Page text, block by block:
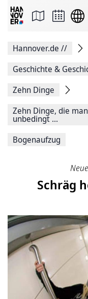
Seite
Facebook
teilen
Seitenlink
Seite
Drucken
Hannover.de //
Geschichte &
Zehn Dinge
Zehn Dinge, die
unbedingt ...
Bogenaufzug
Schräg